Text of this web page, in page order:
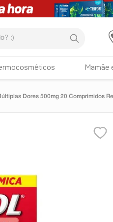
Mamãe
Dores 500mg 20 Comprimidos